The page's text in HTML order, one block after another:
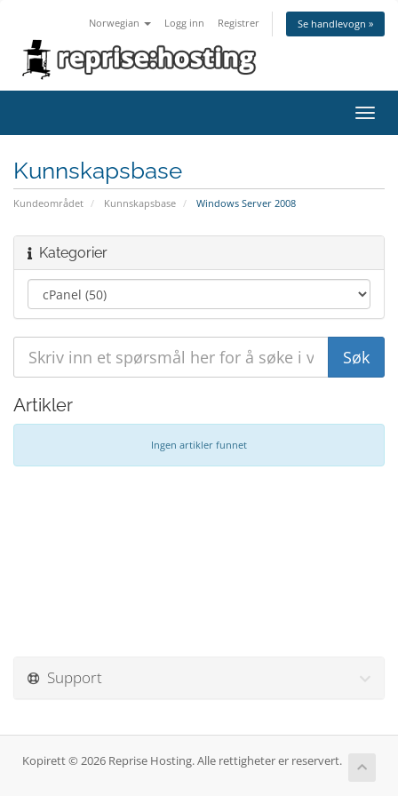
Norwegian Logg inn Registrer Se handlevogn »
Bytt
Kunnskapsbase
Kundeområdet Kunnskapsbase Windows Server 2008
Kategorier
Artikler
Ingen artikler funnet
Support
Kopirett © 2026 Reprise Hosting. Alle rettigheter er reservert.